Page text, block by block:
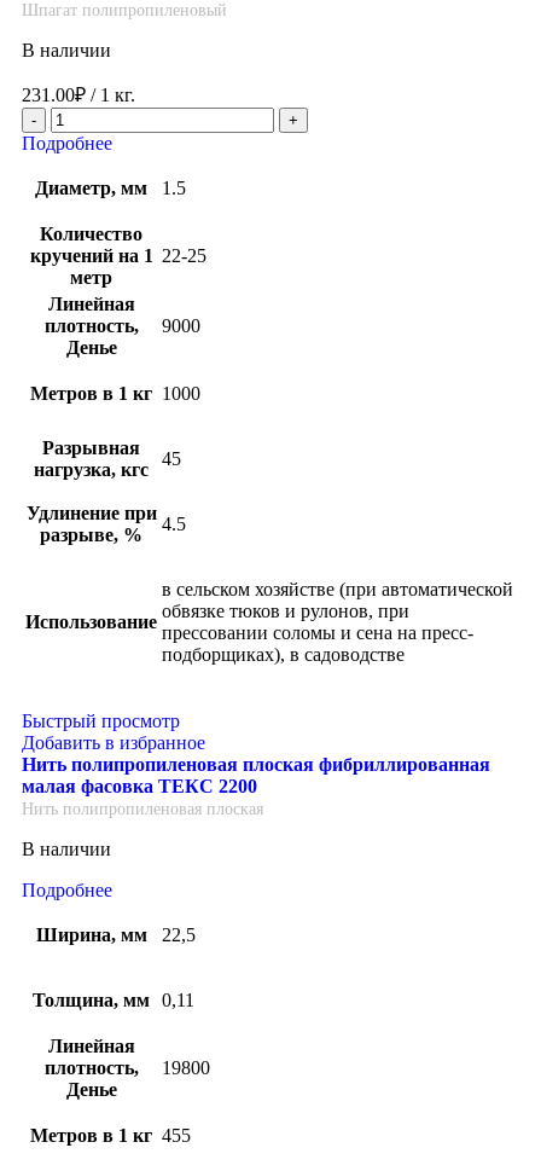
Шпагат полипропиленовый
В наличии
231.00₽ / 1 кг.
Подробнее
Диаметр, мм 1.5
Количество
кручений на 1
метр
22-25
Линейная
плотность,
Денье
9000
Метров в 1 кг 1000
Разрывная
нагрузка, кгс
45
Удлинение при
разрыве, %
4.5
Использование
в сельском хозяйстве (при автоматической
обвязке тюков и рулонов, при
прессовании соломы и сена на пресс-
подборщиках), в садоводстве
Быстрый просмотр
Добавить в избранное
Нить полипропиленовая плоская фибриллированная
малая фасовка ТЕКС 2200
Нить полипропиленовая плоская
В наличии
Подробнее
Ширина, мм 22,5
Толщина, мм 0,11
Линейная
плотность,
Денье
19800
Метров в 1 кг 455